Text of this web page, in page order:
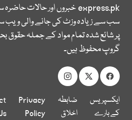
express.pkخبروں اور حالات
سب سے زیادہ وزٹ کی جانے والی
پر شائع شدہ تمام مواد کے جملہ حقوق
گروپ محفوظ ہیں۔
ایکسپریس
کے بارے
ضابطہ
اخلاق
Privacy
Policy